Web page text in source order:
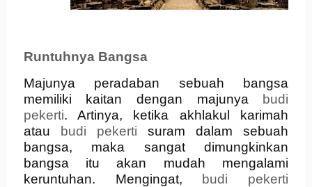
Runtuhnya Bangsa
Majunya peradaban sebuah bangsa
memiliki kaitan dengan majunya
budi
pekerti. Artinya, ketika akhlakul karimah
atau
budi pekerti suram dalam sebuah
bangsa, maka sangat dimungkinkan
bangsa itu akan mudah mengalami
keruntuhan. Mengingat,
budi pekerti